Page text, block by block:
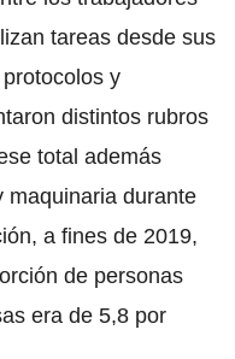
tareas desde sus
y
distintos rubros
total además
maquinaria durante
a fines de 2019,
de personas
era de 5,8 por